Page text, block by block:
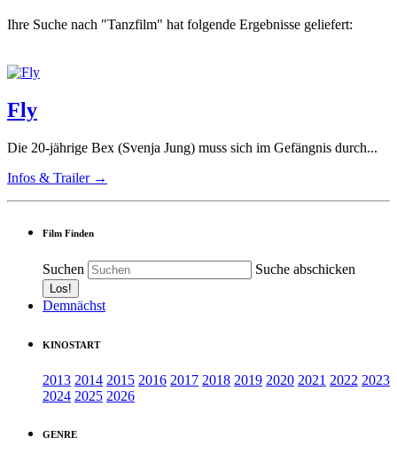
Ihre Suche nach "Tanzfilm" hat folgende Ergebnisse geliefert:
Fly
Die 20-jährige Bex (Svenja Jung) muss sich im Gefängnis durch...
Infos & Trailer →
Film Finden
Suchen Suche abschicken
Demnächst
KINOSTART
2013 2014 2015 2016 2017 2018 2019 2020 2021 2022 2023
2024 2025 2026
GENRE